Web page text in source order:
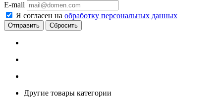
E-mail
Я согласен на обработку персональных данных
Сбросить
Другие товары категории